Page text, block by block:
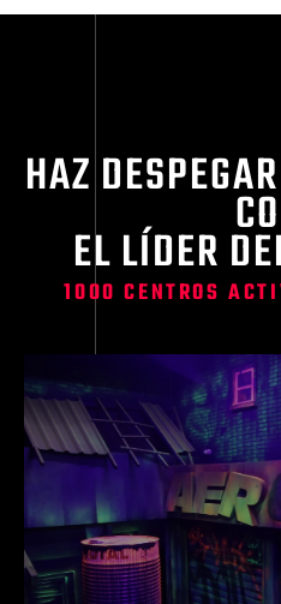
HAZ
EL LÍDER
1000 CENTROS